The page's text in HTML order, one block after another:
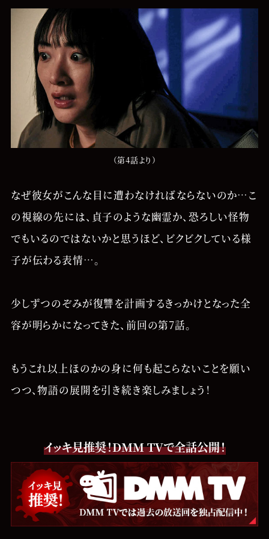
（第4話より）
なぜ彼女がこんな目に遭わなければならないのか…こ
の視線の先には、貞子のような幽霊か、恐ろしい怪物
でもいるのではないかと思うほど、ビクビクしている様
子が伝わる表情…。
少しずつのぞみが復讐を計画するきっかけとなった全
容が明らかになってきた、前回の第7話。
もうこれ以上ほのかの身に何も起こらないことを願い
つつ、物語の展開を引き続き楽しみましょう！
イッキ見推奨！DMM TVで全話公開！